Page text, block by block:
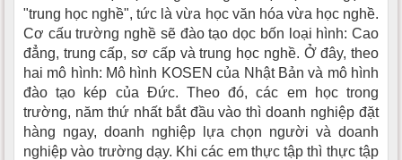
"trung học nghề", tức là vừa học văn hóa vừa học nghề.
Cơ cấu trường nghề sẽ đào tạo dọc bốn loại hình: Cao
đẳng, trung cấp, sơ cấp và trung học nghề. Ở đây, theo
hai mô hình: Mô hình KOSEN của Nhật Bản và mô hình
đào tạo kép của Đức. Theo đó, các em học trong
trường, năm thứ nhất bắt đầu vào thì doanh nghiệp đặt
hàng ngay, doanh nghiệp lựa chọn người và doanh
nghiệp vào trường dạy. Khi các em thực tập thì thực tập